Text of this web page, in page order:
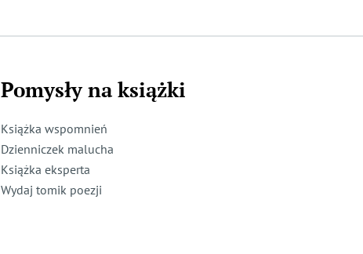
Pomysły na książki
Książka wspomnień
Dzienniczek malucha
Książka eksperta
Wydaj tomik poezji